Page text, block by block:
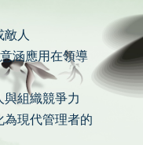
人
涵應用在領導
與組織競爭力
為現代管理者的